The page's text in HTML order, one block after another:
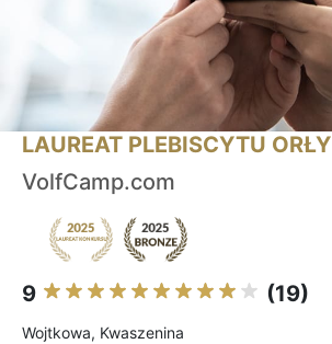
LAUREAT PLEBISCYTU ORŁY
VolfCamp.com
9 (19)
Wojtkowa, Kwaszenina